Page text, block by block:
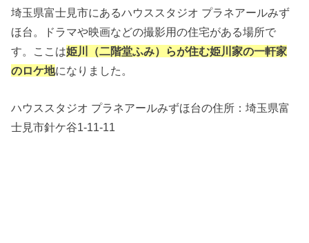
埼玉県富士見市にあるハウススタジオ プラネアールみず
ほ台。ドラマや映画などの撮影用の住宅がある場所で
す。ここは姫川（二階堂ふみ）らが住む姫川家の一軒家
のロケ地になりました。
ハウススタジオ プラネアールみずほ台の住所：埼玉県富
士見市針ケ谷1-11-11